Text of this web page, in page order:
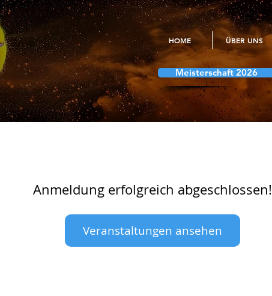
HOME ÜBER UNS
Meisterschaft 2026
Anmeldung erfolgreich abgeschlossen!
Veranstaltungen ansehen